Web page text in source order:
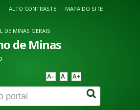
ALTO CONTRASTE MAPA DO SITE
DE MINAS GERAIS
de Minas
A- A A+